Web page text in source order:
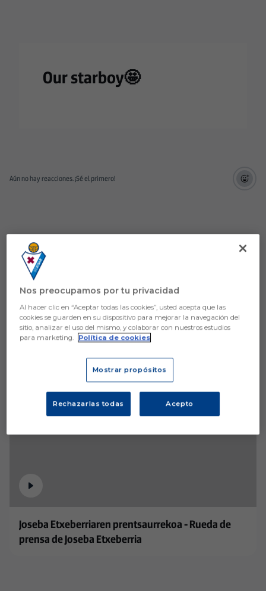
Our starboy🤩
Aún no hay reacciones. ¡Sé el primero!
Joseba Etxeberriaren prentsaurrekoa - Rueda de
prensa de Joseba Etxeberria
Nos preocupamos por tu privacidad
Al hacer clic en “Aceptar todas las cookies”, usted acepta que las
cookies se guarden en su dispositivo para mejorar la navegación del
sitio, analizar el uso del mismo, y colaborar con nuestros estudios
para marketing.
Política de cookies
Mostrar propósitos
Rechazarlas todas Acepto